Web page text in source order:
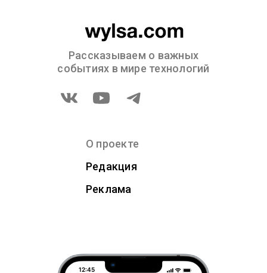
Рассказываем о важных
событиях в мире технологий
О проекте
Редакция
Реклама
12:45